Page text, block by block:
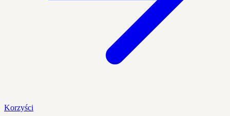
Korzyści